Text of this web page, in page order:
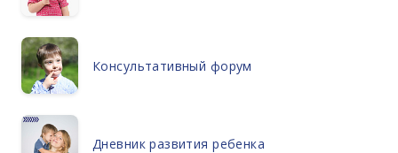
Консультативный форум
Дневник развития ребенка